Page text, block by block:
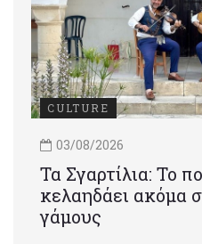
CULTURE
03/08/2026
Τα Σγαρτίλια: Το
κελαηδάει ακόμα
γάμους